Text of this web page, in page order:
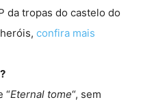
da tropas do castelo do
confira mais
“Eternal tome“, sem